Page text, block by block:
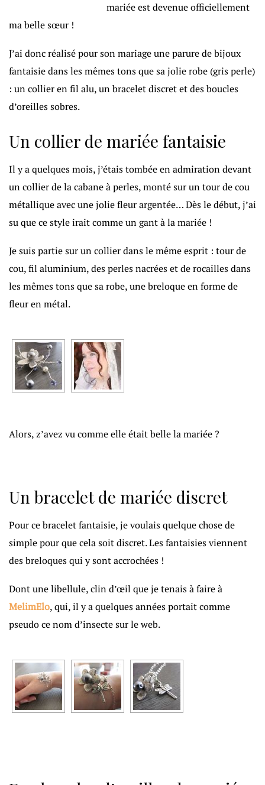
mariée est devenue officiellement
ma belle sœur !
J’ai donc réalisé pour son mariage une parure de bijoux
fantaisie dans les mêmes tons que sa jolie robe (gris perle)
: un collier en fil alu, un bracelet discret et des boucles
d’oreilles sobres.
Un collier de mariée fantaisie
Il y a quelques mois, j’étais tombée en admiration devant
un collier de la cabane à perles, monté sur un tour de cou
métallique avec une jolie fleur argentée… Dès le début, j’ai
su que ce style irait comme un gant à la mariée !
Je suis partie sur un collier dans le même esprit : tour de
cou, fil aluminium, des perles nacrées et de rocailles dans
les mêmes tons que sa robe, une breloque en forme de
fleur en métal.
Alors, z’avez vu comme elle était belle la mariée ?
Un bracelet de mariée discret
Pour ce bracelet fantaisie, je voulais quelque chose de
simple pour que cela soit discret. Les fantaisies viennent
des breloques qui y sont accrochées !
Dont une libellule, clin d’œil que je tenais à faire à
MelimElo, qui, il y a quelques années portait comme
pseudo ce nom d’insecte sur le web.